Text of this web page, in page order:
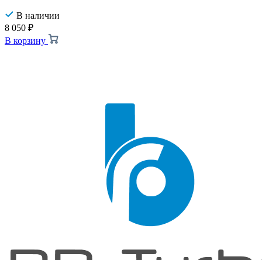
В наличии
8 050 ₽
В корзину